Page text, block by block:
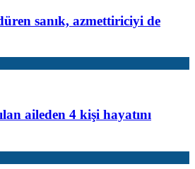
sanık, azmettiriciyi de
aileden 4 kişi hayatını